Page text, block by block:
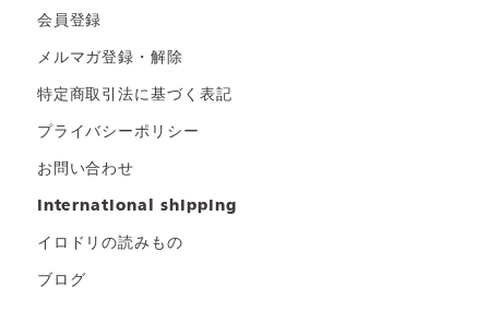
会員登録
メルマガ登録・解除
特定商取引法に基づく表記
プライバシーポリシー
お問い合わせ
international shipping
イロドリの読みもの
ブログ